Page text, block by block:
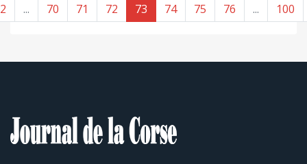
2 ... 70 71 72 73 74 75 76 ... 100